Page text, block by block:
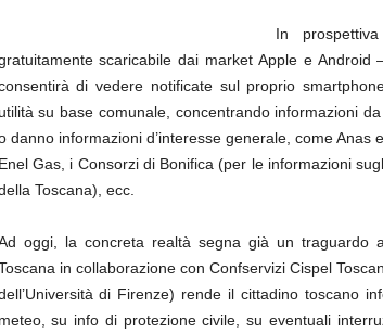
In
scaricabile dai market Apple e
di vedere notificate sul proprio
utilità su base comunale, concentrando informazioni
danno informazioni d’interesse generale, come Anas
Enel Gas, i Consorzi di Bonifica (per le informazioni
Toscana), ecc.
oggi, la concreta realtà segna già un traguardo
in collaborazione con Confservizi Cispel
di Firenze) rende il cittadino toscano
meteo, su info di protezione civile, su eventuali